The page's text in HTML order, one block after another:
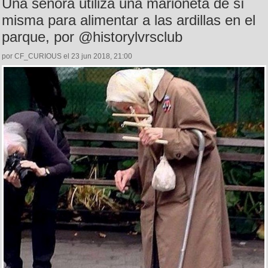
Una señora utiliza una marioneta de sí
misma para alimentar a las ardillas en el
parque, por @historylvrsclub
por CF_CURIOUS el 23 jun 2018, 21:00